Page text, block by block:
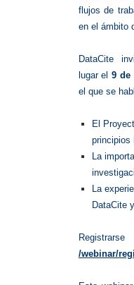
flujos de
en el ámbito
DataCite
lugar el9 de
el que se
El
principios
La
La
DataCite
/webinar/